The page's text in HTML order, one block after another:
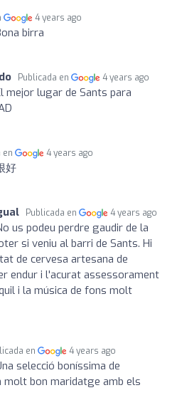
4 years ago
birra
Publicada en 4 years ago
mejor lugar de Sants para
en 4 years ago
好
Publicada en 4 years ago
us podeu perdre gaudir de la
si veniu al barri de Sants. Hi
de cervesa artesana de
endur i l'acurat assessorament
i la música de fons molt
en 4 years ago
selecció boníssima de
molt bon maridatge amb els